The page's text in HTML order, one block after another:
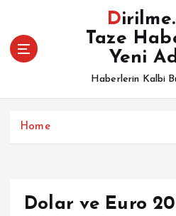
Dirilme.com
Taze
Yeni
Haberlerin Kalbi
Home
Dolar ve Euro